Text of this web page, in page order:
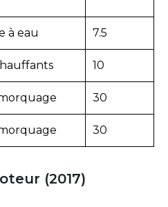
à eau 7.5
10
30
30
(2017)